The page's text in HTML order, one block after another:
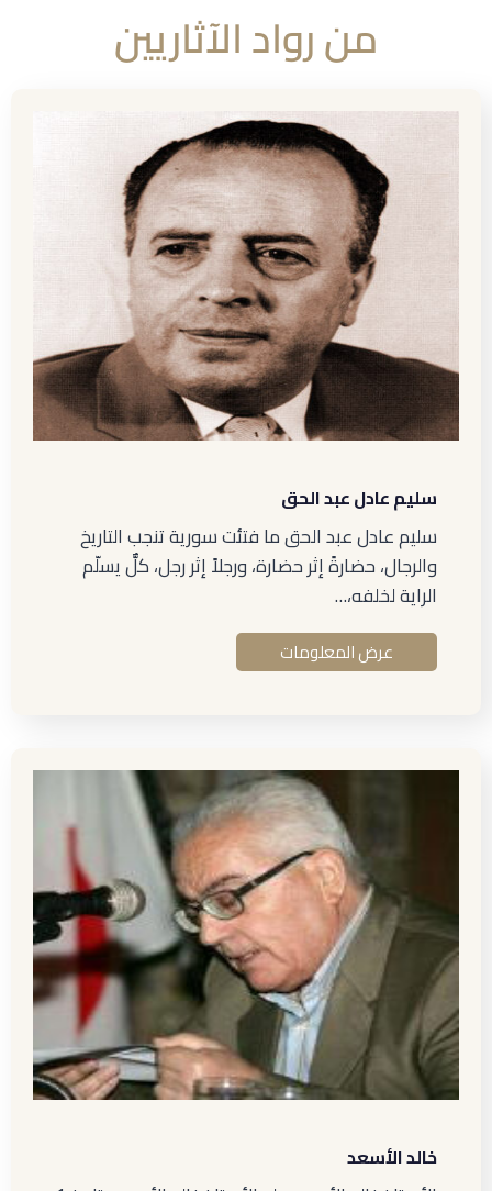
من رواد الآثاريين
سليم عادل عبد الحق
سليم عادل عبد الحق ما فتئت سورية تنجب التاريخ
والرجال، حضارةً إثر حضارة، ورجلاً إثر رجل، كلٌّ يسلّم
الراية لخلفه،…
عرض المعلومات
خالد الأسعد